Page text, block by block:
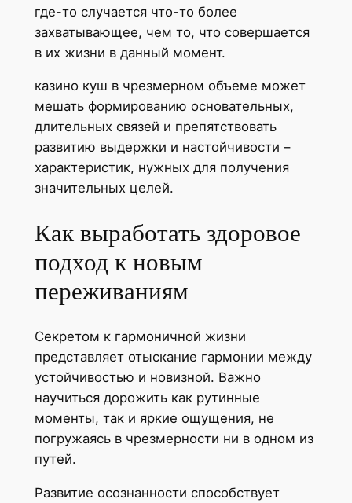
где-то случается что-то более
захватывающее, чем то, что совершается
в их жизни в данный момент.
казино куш в чрезмерном объеме может
мешать формированию основательных,
длительных связей и препятствовать
развитию выдержки и настойчивости –
характеристик, нужных для получения
значительных целей.
Как выработать здоровое
подход к новым
переживаниям
Секретом к гармоничной жизни
представляет отыскание гармонии между
устойчивостью и новизной. Важно
научиться дорожить как рутинные
моменты, так и яркие ощущения, не
погружаясь в чрезмерности ни в одном из
путей.
Развитие осознанности способствует